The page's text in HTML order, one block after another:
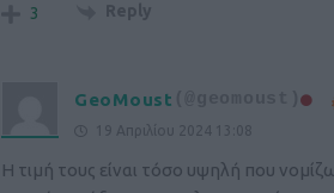
3 Reply
GeoMoust (@geomoust)
19 Απριλίου 2024 13:08
Η τιμή τους είναι τόσο υψηλή που